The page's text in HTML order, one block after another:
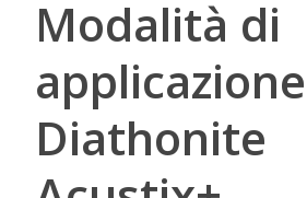
Modalità di
applicazione
Diathonite